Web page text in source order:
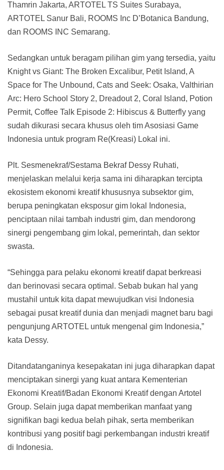
Thamrin Jakarta, ARTOTEL TS Suites Surabaya,
ARTOTEL Sanur Bali, ROOMS Inc D’Botanica Bandung,
dan ROOMS INC Semarang.
Sedangkan untuk beragam pilihan gim yang tersedia, yaitu
Knight vs Giant: The Broken Excalibur, Petit Island, A
Space for The Unbound, Cats and Seek: Osaka, Valthirian
Arc: Hero School Story 2, Dreadout 2, Coral Island, Potion
Permit, Coffee Talk Episode 2: Hibiscus & Butterfly yang
sudah dikurasi secara khusus oleh tim Asosiasi Game
Indonesia untuk program Re(Kreasi) Lokal ini.
Plt. Sesmenekraf/Sestama Bekraf Dessy Ruhati,
menjelaskan melalui kerja sama ini diharapkan tercipta
ekosistem ekonomi kreatif khususnya subsektor gim,
berupa peningkatan eksposur gim lokal Indonesia,
penciptaan nilai tambah industri gim, dan mendorong
sinergi pengembang gim lokal, pemerintah, dan sektor
swasta.
“Sehingga para pelaku ekonomi kreatif dapat berkreasi
dan berinovasi secara optimal. Sebab bukan hal yang
mustahil untuk kita dapat mewujudkan visi Indonesia
sebagai pusat kreatif dunia dan menjadi magnet baru bagi
pengunjung ARTOTEL untuk mengenal gim Indonesia,”
kata Dessy.
Ditandatanganinya kesepakatan ini juga diharapkan dapat
menciptakan sinergi yang kuat antara Kementerian
Ekonomi Kreatif/Badan Ekonomi Kreatif dengan Artotel
Group. Selain juga dapat memberikan manfaat yang
signifikan bagi kedua belah pihak, serta memberikan
kontribusi yang positif bagi perkembangan industri kreatif
di Indonesia.